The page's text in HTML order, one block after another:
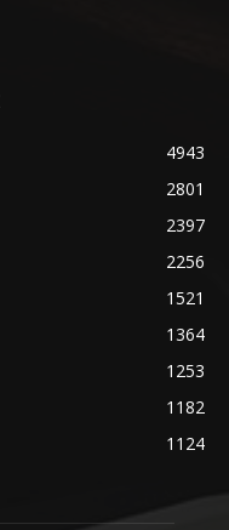
4943
2801
2397
2256
1521
1364
1253
1182
1124